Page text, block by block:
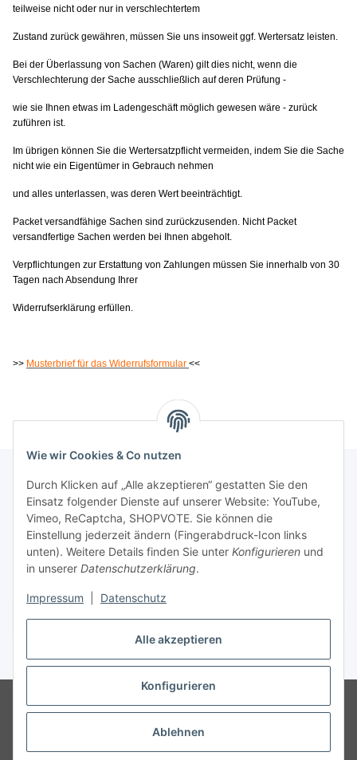
Alle akzeptieren
Konfigurieren
Ablehnen
Wie wir Cookies & Co nutzen
Durch Klicken auf „Alle akzeptieren“ gestatten Sie den
Einsatz folgender Dienste auf unserer Website: YouTube,
Vimeo, ReCaptcha, SHOPVOTE. Sie können die
Einstellung jederzeit ändern (Fingerabdruck-Icon links
unten). Weitere Details finden Sie unter Konfigurieren und
in unserer Datenschutzerklärung.
Impressum Datenschutz
teilweise nicht oder nur in verschlechtertem
Zustand zurück gewähren, müssen Sie uns insoweit ggf. Wertersatz leisten.
Bei der Überlassung von Sachen (Waren) gilt dies nicht, wenn die
Verschlechterung der Sache ausschließlich auf deren Prüfung -
wie sie Ihnen etwas im Ladengeschäft möglich gewesen wäre - zurück
zuführen ist.
Im übrigen können Sie die Wertersatzpflicht vermeiden, indem Sie die Sache
nicht wie ein Eigentümer in Gebrauch nehmen
und alles unterlassen, was deren Wert beeinträchtigt.
Packet versandfähige Sachen sind zurückzusenden. Nicht Packet
versandfertige Sachen werden bei Ihnen abgeholt.
Verpflichtungen zur Erstattung von Zahlungen müssen Sie innerhalb von 30
Tagen nach Absendung Ihrer
Widerrufserklärung erfüllen.
>> Musterbrief für das Widerrufsformular <<
Informationen
Gesetzliche Informationen
Vertrag widerrufen
* Gemäß §19 UStG wird keine Umsatzsteuer berechnet, zzgl.
Versand
Jens Jähnig/ M. Hartwich Besucherzähler: 47215 * Alle Preise excl.
gesetzl. Mehrwertsteuer zzgl. Versandkosten und ggf.
vorbehalten.